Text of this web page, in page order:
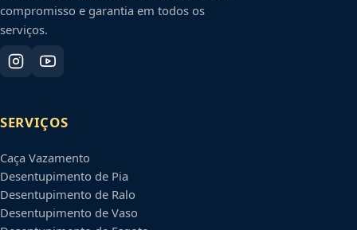
compromisso e garantia em todos os
serviços.
SERVIÇOS
Caça Vazamento
Desentupimento de Pia
Desentupimento de Ralo
Desentupimento de Vaso